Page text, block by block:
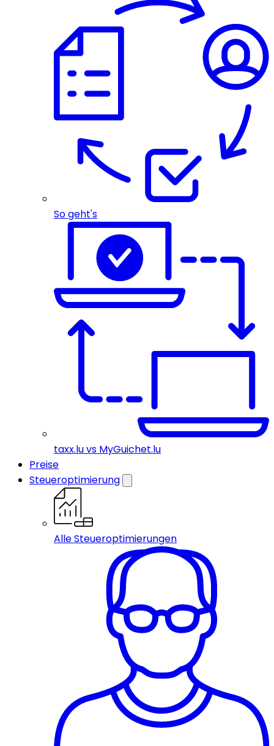
So geht's
taxx.lu vs MyGuichet.lu
Preise
Steueroptimierung
Alle Steueroptimierungen